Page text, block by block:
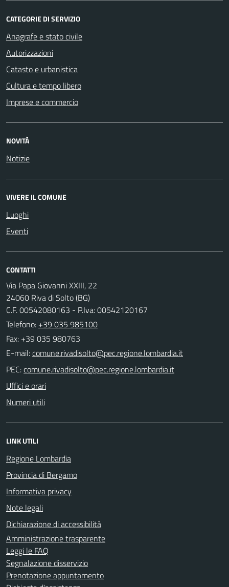
CATEGORIE DI SERVIZIO
Anagrafe e stato civile
Autorizzazioni
Catasto e urbanistica
Cultura e tempo libero
Imprese e commercio
NOVITÀ
Notizie
VIVERE IL COMUNE
Luoghi
Eventi
CONTATTI
Via Papa Giovanni XXIII, 22
24060 Riva di Solto (BG)
C.F. 00542080163 - P.Iva: 00542120167
Telefono: +39 035 985100
Fax: +39 035 980763
E-mail:
PEC:
Uffici e orari
Numeri utili
LINK UTILI
Regione Lombardia
Provincia di Bergamo
Informativa privacy
Note legali
Dichiarazione di accessibilità
Amministrazione trasparente
Leggi le FAQ
Segnalazione disservizio
Prenotazione appuntamento